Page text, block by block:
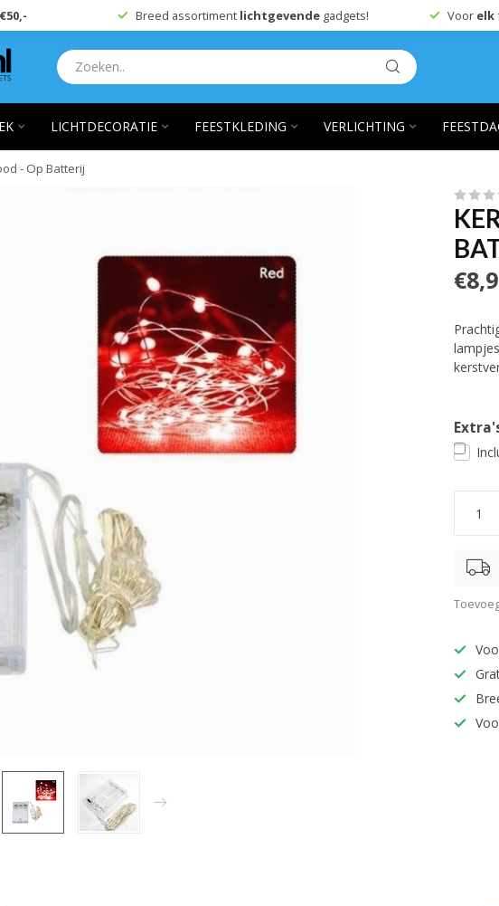
€50,- Breed assortiment lichtgevendegadgets! Voor elk
LICHTDECORATIE FEESTKLEDING VERLICHTING
- Op Batterij